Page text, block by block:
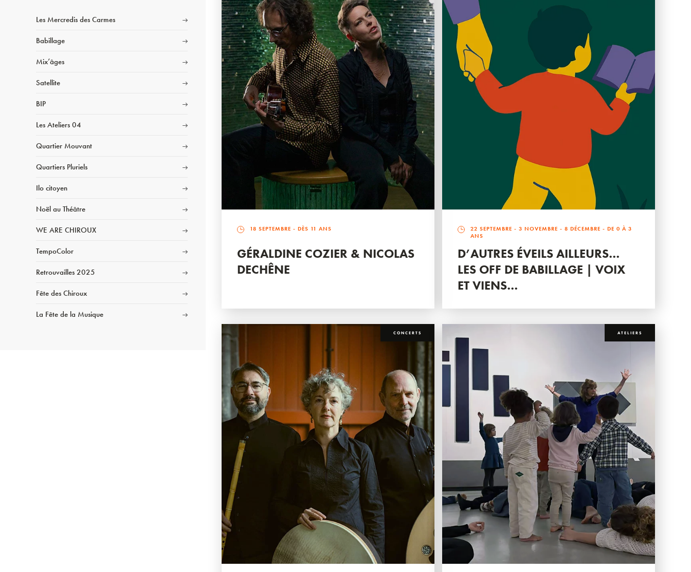
Les Mercredis des Carmes
Babillage
Mix’âges
Satellite
BIP
Les Ateliers 04
Quartier Mouvant
Quartiers Pluriels
Ilo citoyen
Noël au Théâtre
WE ARE CHIROUX
TempoColor
Retrouvailles 2025
Fête des Chiroux
La Fête de la Musique
18 SEPTEMBRE - DÈS 11 ANS
GÉRALDINE COZIER & NICOLAS
DECHÊNE
22 SEPTEMBRE -3 NOVEMBRE -8 DÉCEMBRE - DE 0 À 3
ANS
D’AUTRES ÉVEILS AILLEURS…
LES OFF DE BABILLAGE | VOIX
ET VIENS…
CONCERTS ATELIERS